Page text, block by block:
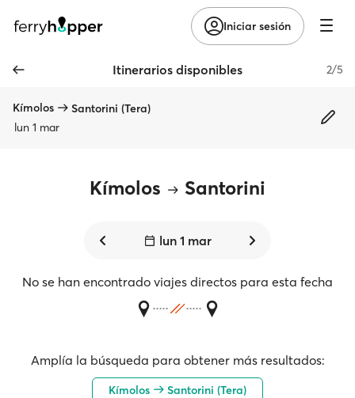
Iniciar sesión
Itinerarios disponibles 2/5
Kímolos
Santorini (Tera)
lun 1 mar
Kímolos Santorini
lun 1 mar
No se han encontrado viajes directos para esta fecha
Amplía la búsqueda para obtener más resultados:
Kímolos Santorini (Tera)